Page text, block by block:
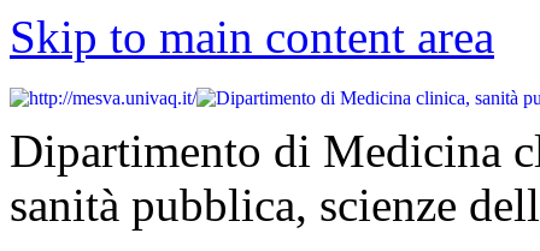
Skip to main content area
Dipartimento di Medicina
sanità pubblica, scienze